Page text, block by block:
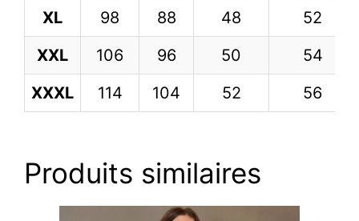
XL
98 88 48
52
XXL
106 96 50
54
XXXL
114 104 52 56
Produits similaires